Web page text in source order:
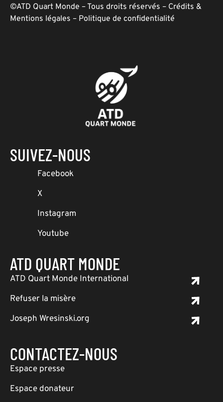
©ATD Quart Monde – Tous droits réservés – Crédits &
Mentions légales – Politique de confidentialité
SUIVEZ-NOUS
Facebook
X
Instagram
Youtube
ATD QUART MONDE
ATD Quart Monde International
Refuser la misère
Joseph Wresinski.org
CONTACTEZ-NOUS
Espace presse
Espace donateur